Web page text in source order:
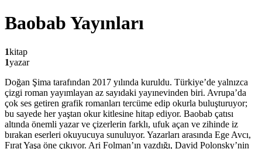
Baobab Yayınları
1kitap
1yazar
Doğan Şima tarafından 2017 yılında kuruldu. Türkiye’de yalnızca
çizgi roman yayımlayan az sayıdaki yayınevinden biri. Avrupa’da
çok ses getiren grafik romanları tercüme edip okurla buluşturuyor;
bu sayede her yaştan okur kitlesine hitap ediyor. Baobab çatısı
altında önemli yazar ve çizerlerin farklı, ufuk açan ve zihinde iz
bırakan eserleri okuyucuya sunuluyor. Yazarları arasında Ege Avcı,
Fırat Yaşa öne çıkıyor. Ari Folman’ın yazdığı, David Polonsky’nin